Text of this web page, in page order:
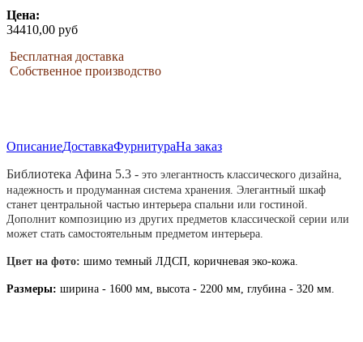
Цена:
34410,00 руб
Бесплатная доставка
Собственное производство
ОписаниеДоставкаФурнитураНа заказ
Библиотека Афина 5.3 - это элегантность классического дизайна,
надежность и продуманная система хранения. Элегантный шкаф
станет центральной частью интерьера спальни или гостиной.
Дополнит композицию из других предметов классической серии или
может стать самостоятельным предметом интерьера.
Цвет на фото: шимо темный ЛДСП, коричневая эко-кожа.
Размеры: ширина - 1600 мм, высота - 2200 мм, глубина - 320 мм.